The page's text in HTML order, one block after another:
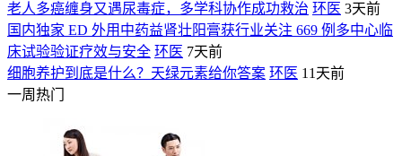
老人多癌缠身又遇尿毒症，多学科协作成功救治 环医 3天前
国内独家 ED 外用中药益肾壮阳膏获行业关注 669 例多中心临
床试验验证疗效与安全 环医 7天前
细胞养护到底是什么？天绿元素给你答案 环医 11天前
一周热门